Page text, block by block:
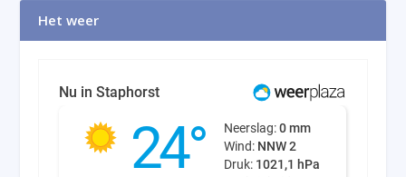
Het weer